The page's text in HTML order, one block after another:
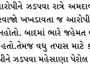
ઝડપવા રાત્રે
ખખડાવતા જ
બાદમાં ભારે
વધુ તપાસ માટે
ઝડપવા મહેસાણા